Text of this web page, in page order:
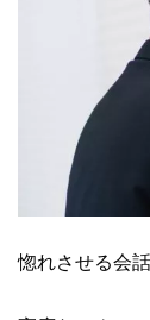
惚れさせる会